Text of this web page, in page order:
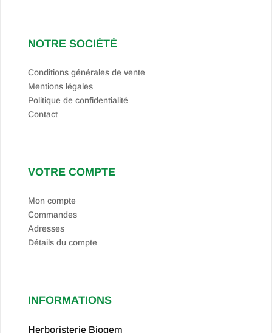
NOTRE SOCIÉTÉ
Conditions générales de vente
Mentions légales
Politique de confidentialité
Contact
VOTRE COMPTE
Mon compte
Commandes
Adresses
Détails du compte
INFORMATIONS
Herboristerie Biogem